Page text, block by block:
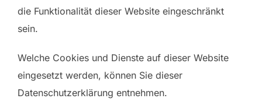
die Funktionalität dieser Website eingeschränkt
sein.
Welche Cookies und Dienste auf dieser Website
eingesetzt werden, können Sie dieser
Datenschutzerklärung entnehmen.